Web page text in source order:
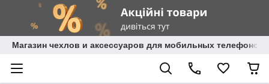
Магазин чехлов и аксессуаров для мобильных телефонов